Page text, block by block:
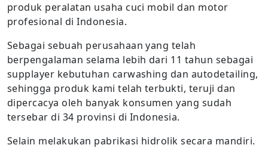
produk peralatan usaha cuci mobil dan motor
profesional di Indonesia.
Sebagai sebuah perusahaan yang telah
berpengalaman selama lebih dari 11 tahun sebagai
supplayer kebutuhan carwashing dan autodetailing,
sehingga produk kami telah terbukti, teruji dan
dipercacya oleh banyak konsumen yang sudah
tersebar di 34 provinsi di Indonesia.
Selain melakukan pabrikasi hidrolik secara mandiri.